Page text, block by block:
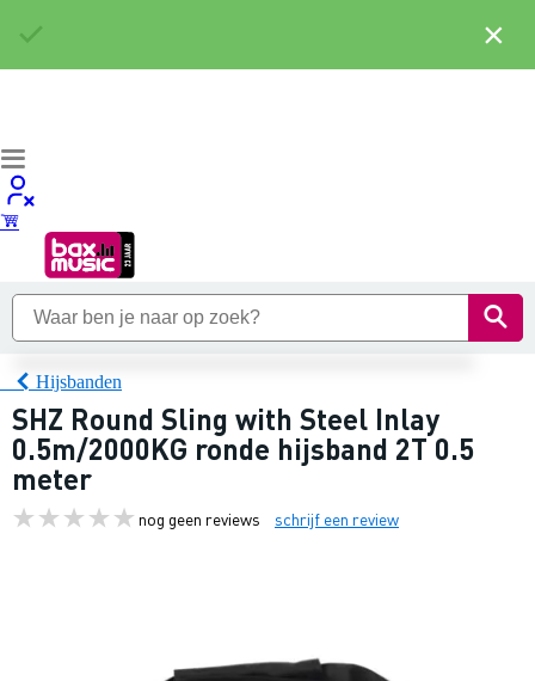
Hijsbanden
SHZ Round Sling with Steel Inlay
0.5m/2000KG ronde hijsband 2T 0.5
meter
nog geen reviews schrijf een review
×